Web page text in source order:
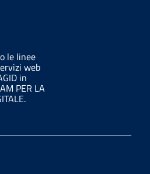
le linee
web
in
PER LA